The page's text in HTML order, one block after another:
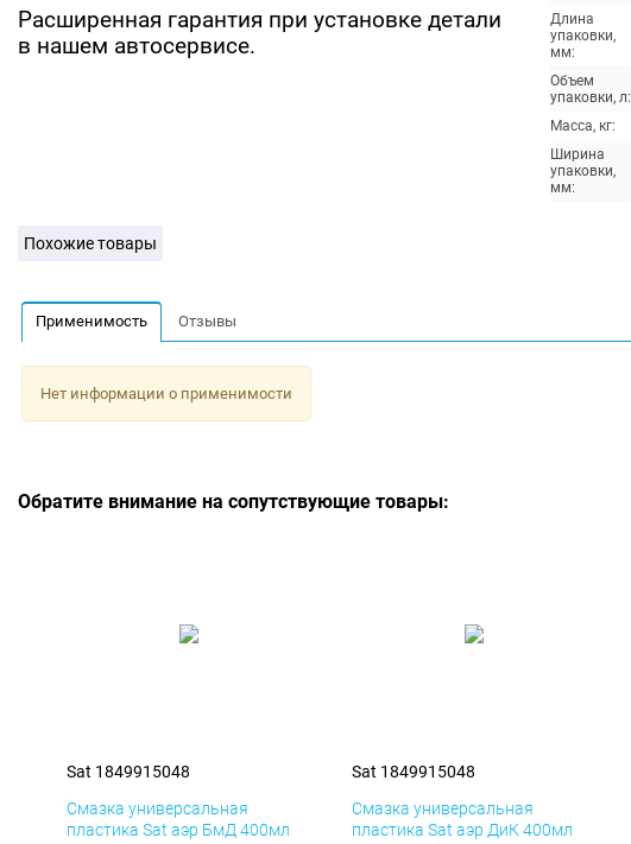
Расширенная гарантия при установке детали
в нашем автосервисе.
Длина
упаковки,
мм:
Объем
упаковки, л:
Масса, кг:
Ширина
упаковки,
мм:
Похожие товары
Применимость Отзывы
Нет информации о применимости
Обратите внимание на сопутствующие товары:
Sat 1849915048
Смазка универсальная
пластика Sat аэр БмД 400мл
Sat 1849915048
Смазка универсальная
пластика Sat аэр ДиК 400мл